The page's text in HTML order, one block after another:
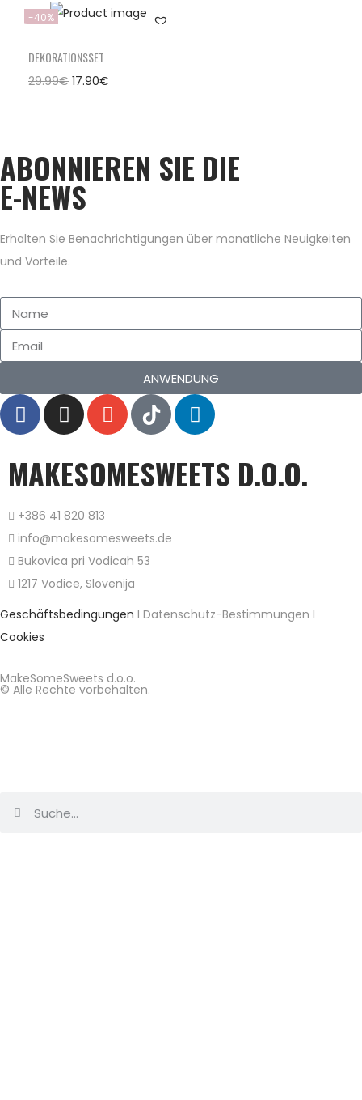
-40%
DEKORATIONSSET
29.99€ 17.90€
ABONNIEREN SIE DIE
E-NEWS
Erhalten Sie Benachrichtigungen über monatliche Neuigkeiten
und Vorteile.
ANWENDUNG
MAKESOMESWEETS D.O.O.
+386 41 820 813
info@makesomesweets.de
Bukovica pri Vodicah 53
1217 Vodice, Slovenija
Geschäftsbedingungen I Datenschutz-Bestimmungen I
Cookies
MakeSomeSweets d.o.o.
© Alle Rechte vorbehalten.